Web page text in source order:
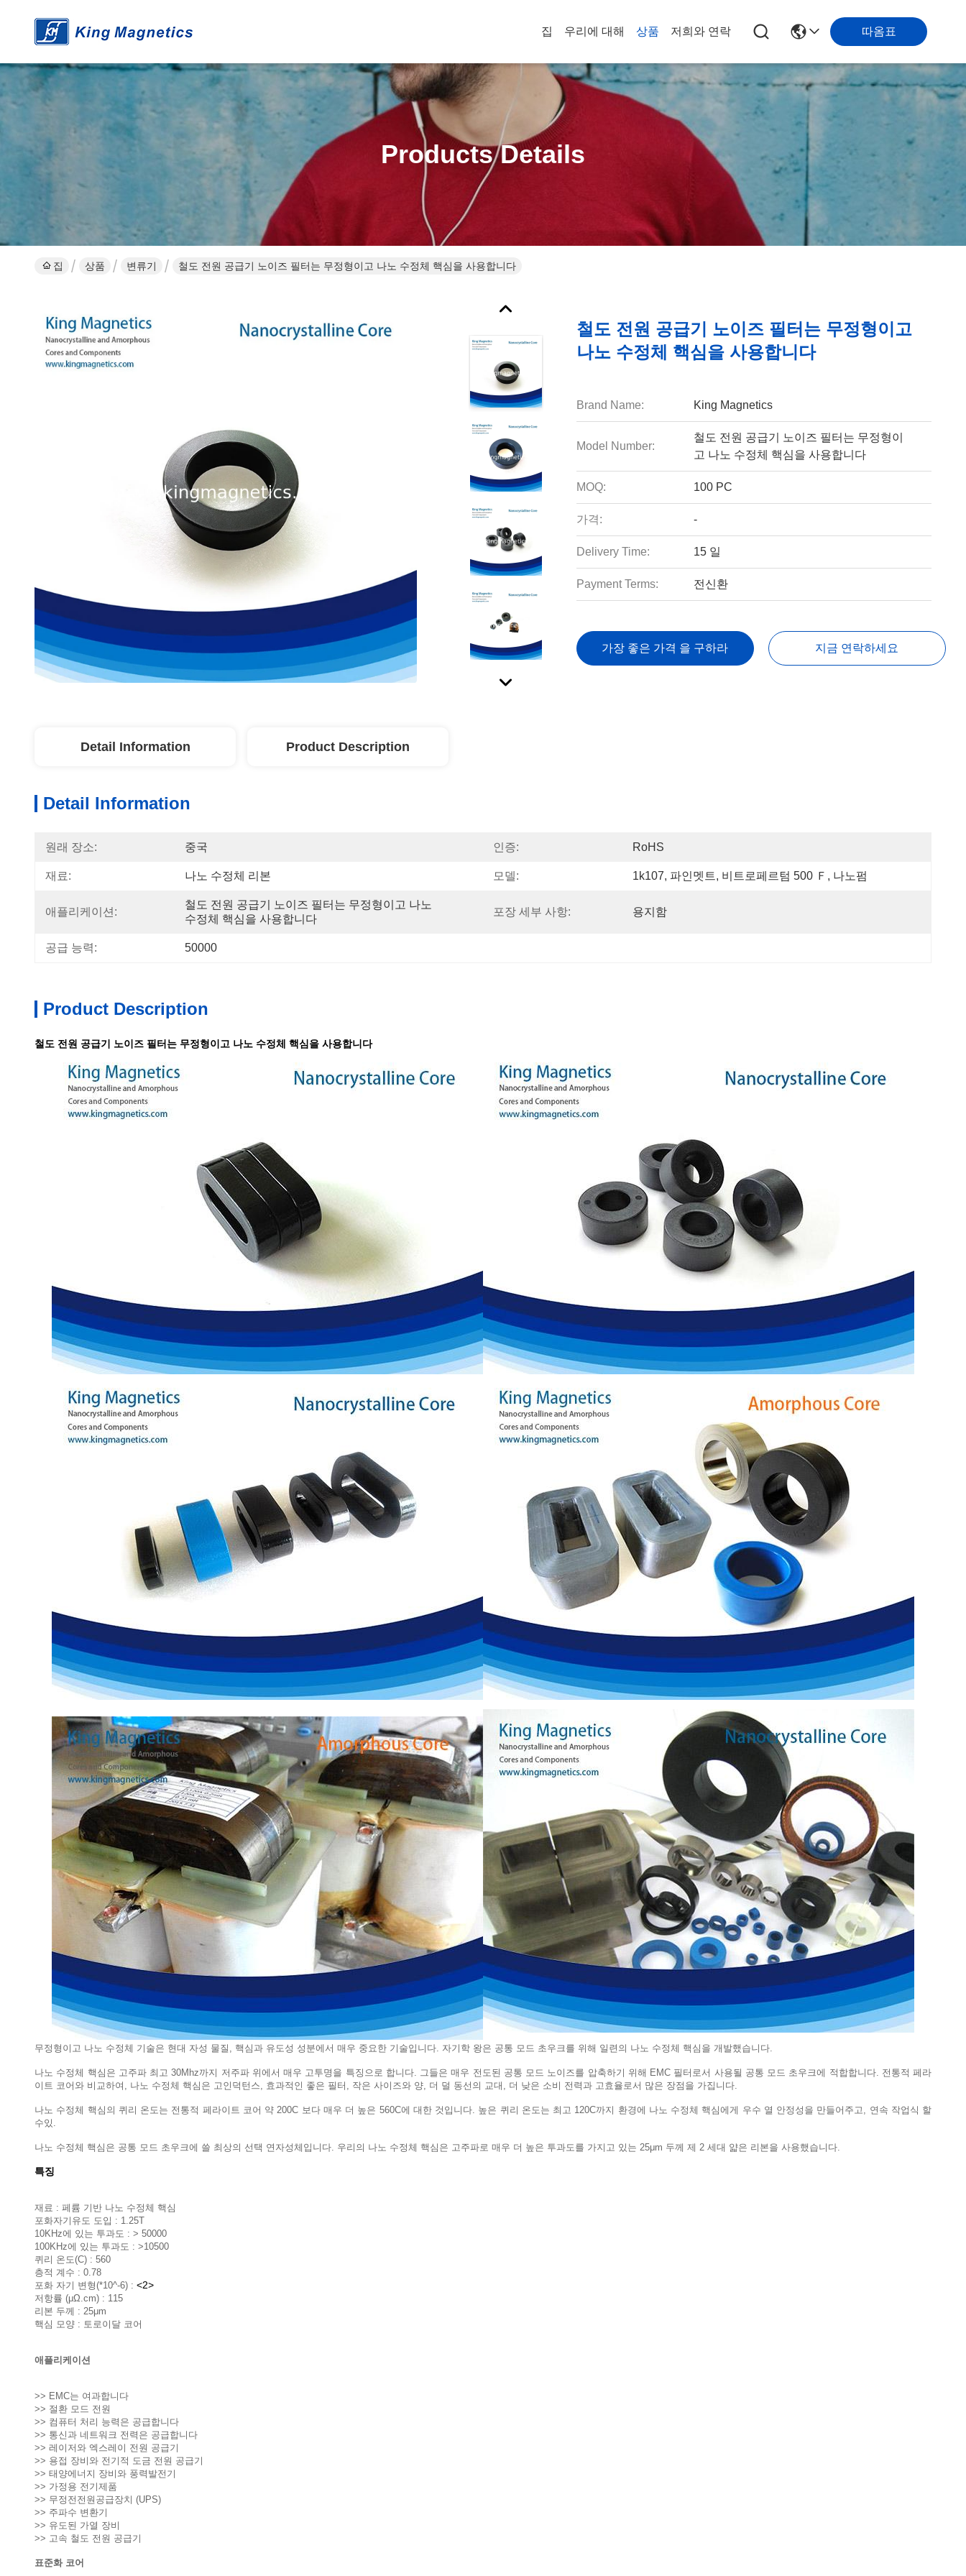
집 우리에 대해 상품 저희와 연락 따옴표
Products Details
집 상품 변류기 철도 전원 공급기 노이즈 필터는 무정형이고 나노 수정체 핵심을 사용합니다
철도 전원 공급기 노이즈 필터는 무정형이고
나노 수정체 핵심을 사용합니다
Brand Name: King Magnetics
Model Number:
철도 전원 공급기 노이즈 필터는 무정형이
고 나노 수정체 핵심을 사용합니다
MOQ: 100 PC
가격: -
Delivery Time: 15 일
Payment Terms: 전신환
가장 좋은 가격 을 구하라 지금 연락하세요
Detail Information Product Description
Detail Information
원래 장소: 중국 인증: RoHS
재료: 나노 수정체 리본 모델: 1k107, 파인멧트, 비트로페르텀 500 Ｆ, 나노펌
애플리케이션:
철도 전원 공급기 노이즈 필터는 무정형이고 나노
수정체 핵심을 사용합니다
포장 세부 사항: 용지함
공급 능력: 50000
Product Description
철도 전원 공급기 노이즈 필터는 무정형이고 나노 수정체 핵심을 사용합니다
무정형이고 나노 수정체 기술은 현대 자성 물질, 핵심과 유도성 성분에서 매우 중요한 기술입니다. 자기학 왕은 공통 모드 초우크를 위해 일련의 나노 수정체 핵심을 개발했습니다.
나노 수정체 핵심은 고주파 최고 30Mhz까지 저주파 위에서 매우 고투명을 특징으로 합니다. 그들은 매우 전도된 공통 모드 노이즈를 압축하기 위해 EMC 필터로서 사용될 공통 모드 초우크에 적합합니다. 전통적 페라
이트 코어와 비교하여, 나노 수정체 핵심은 고인덕턴스, 효과적인 좋은 필터, 작은 사이즈와 양, 더 덜 동선의 교대, 더 낮은 소비 전력과 고효율로서 많은 장점을 가집니다.
나노 수정체 핵심의 퀴리 온도는 전통적 페라이트 코어 약 200C 보다 매우 더 높은 560C에 대한 것입니다. 높은 퀴리 온도는 최고 120C까지 환경에 나노 수정체 핵심에게 우수 열 안정성을 만들어주고, 연속 작업식 할
수있.
나노 수정체 핵심은 공통 모드 초우크에 쓸 최상의 선택 연자성체입니다. 우리의 나노 수정체 핵심은 고주파로 매우 더 높은 투과도를 가지고 있는 25μm 두께 제 2 세대 얇은 리본을 사용했습니다.
특징
재료 : 페륨 기반 나노 수정체 핵심
포화자기유도 도입 : 1.25T
10KHz에 있는 투과도 : > 50000
100KHz에 있는 투과도 : >10500
퀴리 온도(C) : 560
층적 계수 : 0.78
포화 자기 변형(*10^-6) : <2>
저항률 (μΩ.cm) : 115
리본 두께 : 25μm
핵심 모양 : 토로이달 코어
애플리케이션
>> EMC는 여과합니다
>> 절환 모드 전원
>> 컴퓨터 처리 능력은 공급합니다
>> 통신과 네트워크 전력은 공급합니다
>> 레이저와 엑스레이 전원 공급기
>> 용접 장비와 전기적 도금 전원 공급기
>> 태양에너지 장비와 풍력발전기
>> 가정용 전기제품
>> 무정전전원공급장치 (UPS)
>> 주파수 변환기
>> 유도된 가열 장비
>> 고속 철도 전원 공급기
표준화 코어